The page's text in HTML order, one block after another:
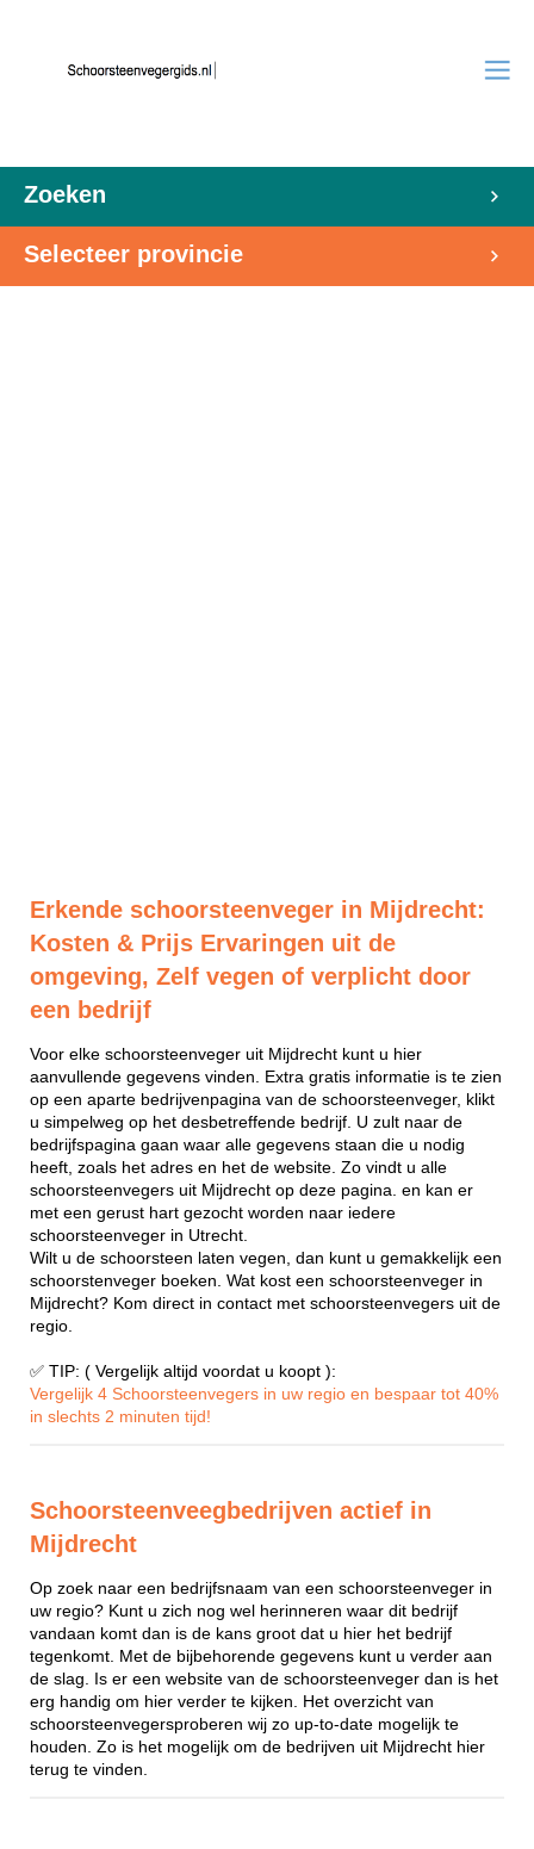
Zoeken
Selecteer provincie
Erkende schoorsteenveger in Mijdrecht:
Kosten & Prijs Ervaringen uit de
omgeving, Zelf vegen of verplicht door
een bedrijf
Voor elke schoorsteenveger uit Mijdrecht kunt u hier
aanvullende gegevens vinden. Extra gratis informatie is te zien
op een aparte bedrijvenpagina van de schoorsteenveger, klikt
u simpelweg op het desbetreffende bedrijf. U zult naar de
bedrijfspagina gaan waar alle gegevens staan die u nodig
heeft, zoals het adres en het de website. Zo vindt u alle
schoorsteenvegers uit Mijdrecht op deze pagina. en kan er
met een gerust hart gezocht worden naar iedere
schoorsteenveger in Utrecht.
Wilt u de schoorsteen laten vegen, dan kunt u gemakkelijk een
schoorstenveger boeken. Wat kost een schoorsteenveger in
Mijdrecht? Kom direct in contact met schoorsteenvegers uit de
regio.
✅ TIP: ( Vergelijk altijd voordat u koopt ):
Vergelijk 4 Schoorsteenvegers in uw regio en bespaar tot 40%
in slechts 2 minuten tijd!
Schoorsteenveegbedrijven actief in
Mijdrecht
Op zoek naar een bedrijfsnaam van een schoorsteenveger in
uw regio? Kunt u zich nog wel herinneren waar dit bedrijf
vandaan komt dan is de kans groot dat u hier het bedrijf
tegenkomt. Met de bijbehorende gegevens kunt u verder aan
de slag. Is er een website van de schoorsteenveger dan is het
erg handig om hier verder te kijken. Het overzicht van
schoorsteenvegersproberen wij zo up-to-date mogelijk te
houden. Zo is het mogelijk om de bedrijven uit Mijdrecht hier
terug te vinden.